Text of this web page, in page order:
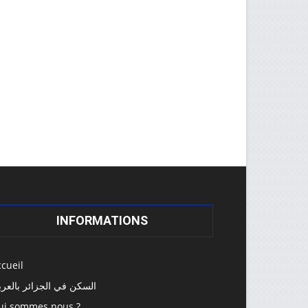
INFORMATIONS
السكن في الجزائر